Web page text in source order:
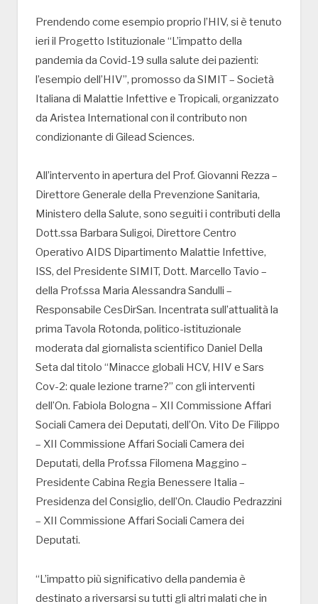
Prendendo come esempio proprio l’HIV, si è tenuto
ieri il Progetto Istituzionale “L’impatto della
pandemia da Covid-19 sulla salute dei pazienti:
l’esempio dell’HIV”, promosso da SIMIT – Società
Italiana di Malattie Infettive e Tropicali, organizzato
da Aristea International con il contributo non
condizionante di Gilead Sciences.
All’intervento in apertura del Prof. Giovanni Rezza –
Direttore Generale della Prevenzione Sanitaria,
Ministero della Salute, sono seguiti i contributi della
Dott.ssa Barbara Suligoi, Direttore Centro
Operativo AIDS Dipartimento Malattie Infettive,
ISS, del Presidente SIMIT, Dott. Marcello Tavio –
della Prof.ssa Maria Alessandra Sandulli –
Responsabile CesDirSan. Incentrata sull’attualità la
prima Tavola Rotonda, politico-istituzionale
moderata dal giornalista scientifico Daniel Della
Seta dal titolo “Minacce globali HCV, HIV e Sars
Cov-2: quale lezione trarne?” con gli interventi
dell’On. Fabiola Bologna – XII Commissione Affari
Sociali Camera dei Deputati, dell’On. Vito De Filippo
– XII Commissione Affari Sociali Camera dei
Deputati, della Prof.ssa Filomena Maggino –
Presidente Cabina Regia Benessere Italia –
Presidenza del Consiglio, dell’On. Claudio Pedrazzini
– XII Commissione Affari Sociali Camera dei
Deputati.
“L’impatto più significativo della pandemia è
destinato a riversarsi su tutti gli altri malati che in